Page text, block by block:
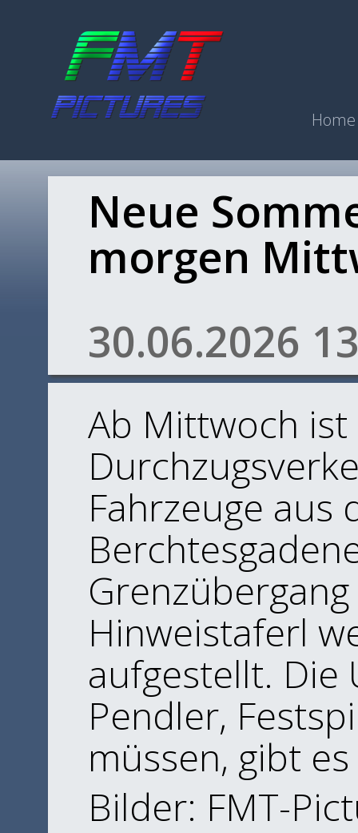
Home
Neue
morgen
30.06.2026
Ab Mittwoch
Fahrzeuge
Hinweistaferl
aufgestellt. Die
Pendler,
müssen, gibt
Bilder: FMT-